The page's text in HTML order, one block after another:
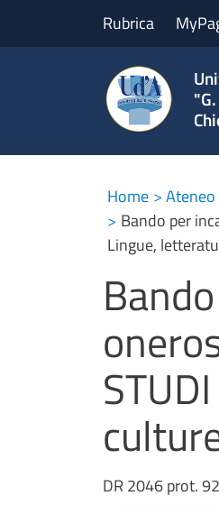
Rubrica
Home Ateneo
Bando per
Lingue,
DR 2046 prot.